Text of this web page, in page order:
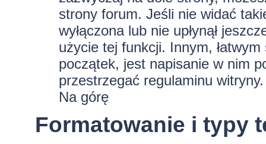
strony forum. Jeśli nie widać
wyłączona lub nie upłynął
użycie tej funkcji. Innym,
początek, jest napisanie w nim
przestrzegać regulaminu witryny.
Na górę
Formatowanie i typy